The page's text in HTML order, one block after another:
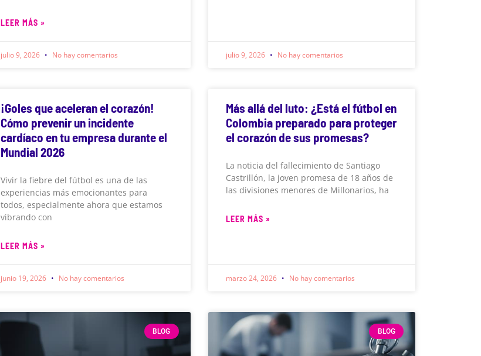
LEER MÁS »
julio 9, 2026 No hay comentarios julio 9, 2026 No hay comentarios
¡Goles que aceleran el corazón!
Cómo prevenir un incidente
cardíaco en tu empresa durante el
Mundial 2026
Vivir la fiebre del fútbol es una de las
experiencias más emocionantes para
todos, especialmente ahora que estamos
vibrando con
LEER MÁS »
junio 19, 2026 No hay comentarios
Más allá del luto: ¿Está el fútbol en
Colombia preparado para proteger
el corazón de sus promesas?
La noticia del fallecimiento de Santiago
Castrillón, la joven promesa de 18 años de
las divisiones menores de Millonarios, ha
LEER MÁS »
marzo 24, 2026 No hay comentarios
BLOG BLOG